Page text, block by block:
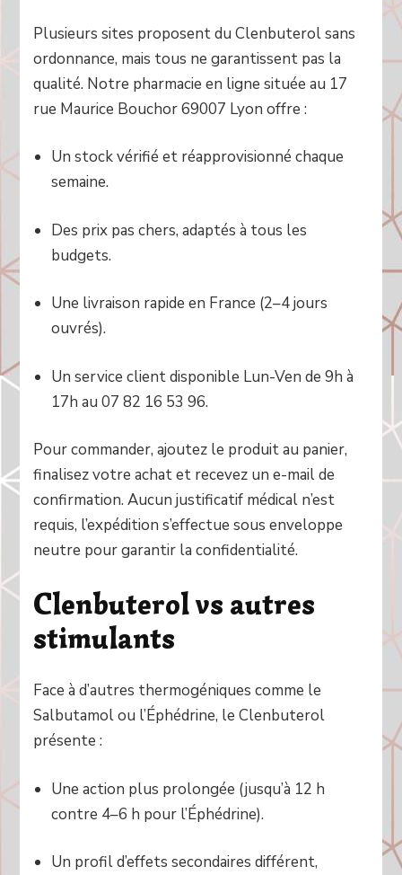
Plusieurs sites proposent du Clenbuterol sans
ordonnance, mais tous ne garantissent pas la
qualité. Notre pharmacie en ligne située au 17
rue Maurice Bouchor 69007 Lyon offre :
Un stock vérifié et réapprovisionné chaque
semaine.
Des prix pas chers, adaptés à tous les
budgets.
Une livraison rapide en France (2–4 jours
ouvrés).
Un service client disponible Lun-Ven de 9h à
17h au 07 82 16 53 96.
Pour commander, ajoutez le produit au panier,
finalisez votre achat et recevez un e-mail de
confirmation. Aucun justificatif médical n’est
requis, l’expédition s’effectue sous enveloppe
neutre pour garantir la confidentialité.
Clenbuterol vs autres
stimulants
Face à d’autres thermogéniques comme le
Salbutamol ou l’Éphédrine, le Clenbuterol
présente :
Une action plus prolongée (jusqu’à 12 h
contre 4–6 h pour l’Éphédrine).
Un profil d’effets secondaires différent,